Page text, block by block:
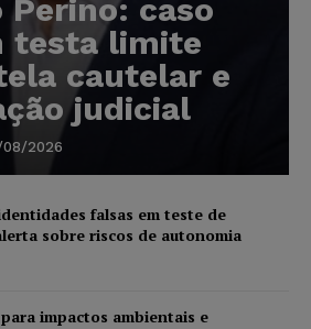
caso
testa limite
cautelar e
judicial
2026
falsas em teste de
sobre riscos de autonomia
impactos ambientais e